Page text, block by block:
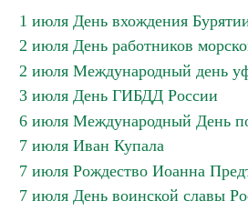
1 июля День вхождения
2 июля День работников
2 июля Международный день
3 июля День ГИБДД России
6 июля Международный День
7 июля Иван Купала
7 июля Рождество Иоанна
7 июля День воинской славы